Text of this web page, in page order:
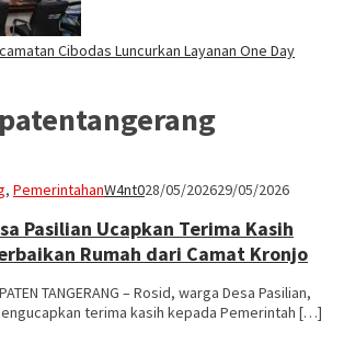
Cibodas Luncurkan Layanan One Day
, PemerintahanW4nt028/05/202629/05/2026
Pasilian Ucapkan Terima Kasih
Rumah dari Camat Kronjo
TANGERANG – Rosid, warga Desa Pasilian,
terima kasih kepada Pemerintah […]